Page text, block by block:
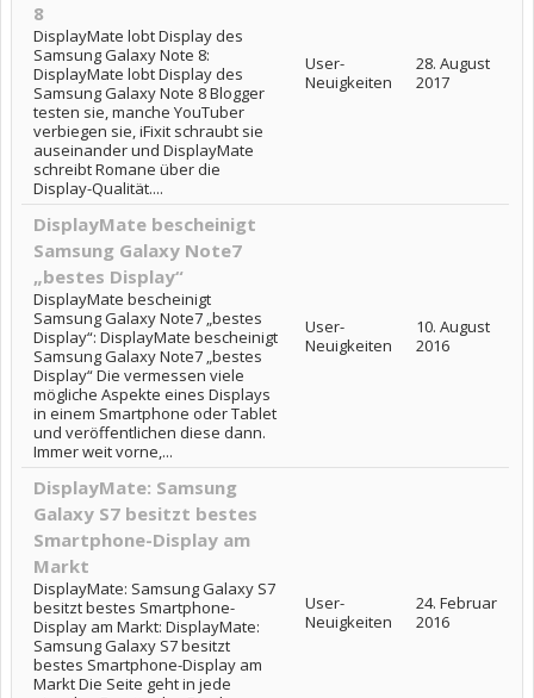
8
DisplayMate lobt Display des
Samsung Galaxy Note 8:
DisplayMate lobt Display des
Samsung Galaxy Note 8 Blogger
testen sie, manche YouTuber
verbiegen sie, iFixit schraubt sie
auseinander und DisplayMate
schreibt Romane über die
Display-Qualität....
User-
Neuigkeiten
28. August
2017
DisplayMate bescheinigt
Samsung Galaxy Note7
„bestes Display“
DisplayMate bescheinigt
Samsung Galaxy Note7 „bestes
Display“: DisplayMate bescheinigt
Samsung Galaxy Note7 „bestes
Display“ Die vermessen viele
mögliche Aspekte eines Displays
in einem Smartphone oder Tablet
und veröffentlichen diese dann.
Immer weit vorne,...
User-
Neuigkeiten
10. August
2016
DisplayMate: Samsung
Galaxy S7 besitzt bestes
Smartphone-Display am
Markt
DisplayMate: Samsung Galaxy S7
besitzt bestes Smartphone-
Display am Markt: DisplayMate:
Samsung Galaxy S7 besitzt
bestes Smartphone-Display am
Markt Die Seite geht in jede
User-
Neuigkeiten
24. Februar
2016